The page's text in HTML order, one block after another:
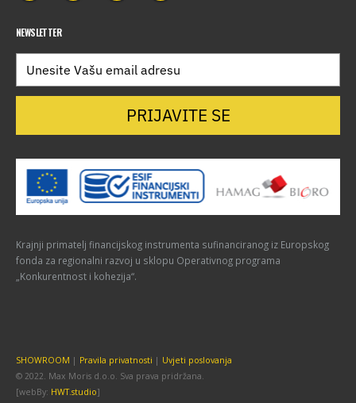
NEWSLETTER
PRIJAVITE SE
Krajnji primatelj financijskog instrumenta sufinanciranog iz Europskog
fonda za regionalni razvoj u sklopu Operativnog programa
„Konkurentnost i kohezija“.
SHOWROOM | Pravila privatnosti | Uvjeti poslovanja
© 2022. Max Moris d.o.o. Sva prava pridržana.
[webBy: HWT.studio]